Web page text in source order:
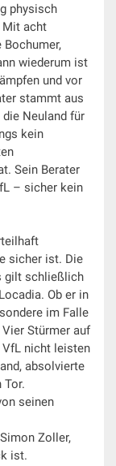
physisch
Mit acht
wiederum ist
und vor
stammt aus
Neuland für
kein
Sein Berater
– sicher kein
sicher ist. Die
gilt schließlich
Ob er in
im Falle
Stürmer auf
VfL nicht leisten
absolvierte
Tor.
seinen
Zoller,
ist.